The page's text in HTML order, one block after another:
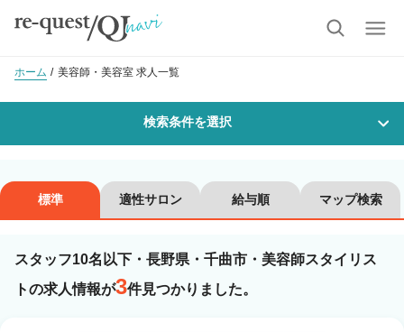
ホーム 美容師・美容室 求人一覧
検索条件を選択
沿線・駅を選択 市区町村を選択
千曲市
標準 適性サロン 給与順 マップ検索
スタッフ10名以下・長野県・千曲市・美容師スタイリス
トの求人情報が3件見つかりました。